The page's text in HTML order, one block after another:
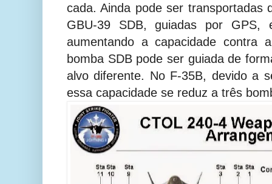
cada. Ainda pode ser transportadas
GBU-39 SDB, guiadas por GPS,
aumentando a capacidade contra
bomba SDB pode ser guiada de
alvo diferente. No F-35B, devido a
essa capacidade se reduz a três